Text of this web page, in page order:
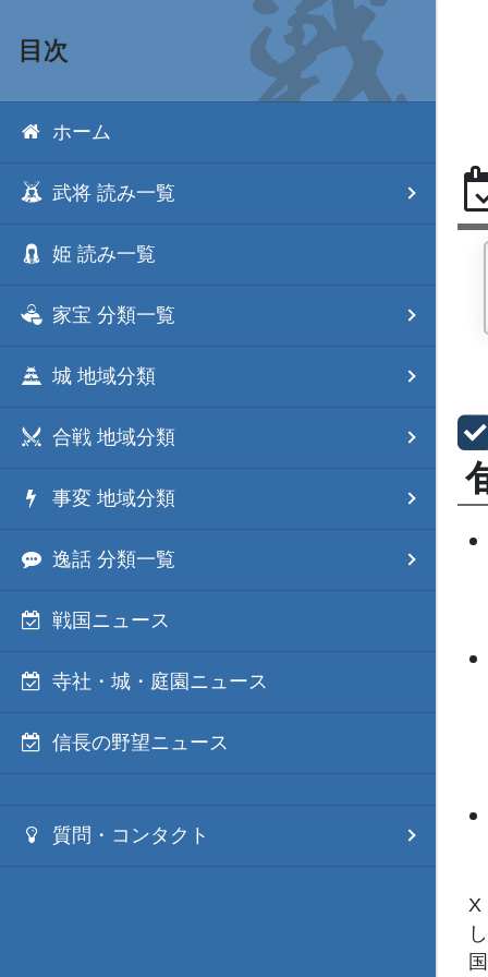
目次
ホーム
武将 読み一覧
姫 読み一覧
家宝 分類一覧
城 地域分類
合戦 地域分類
事変 地域分類
逸話 分類一覧
戦国ニュース
寺社・城・庭園ニュース
信長の野望ニュース
質問・コンタクト
X